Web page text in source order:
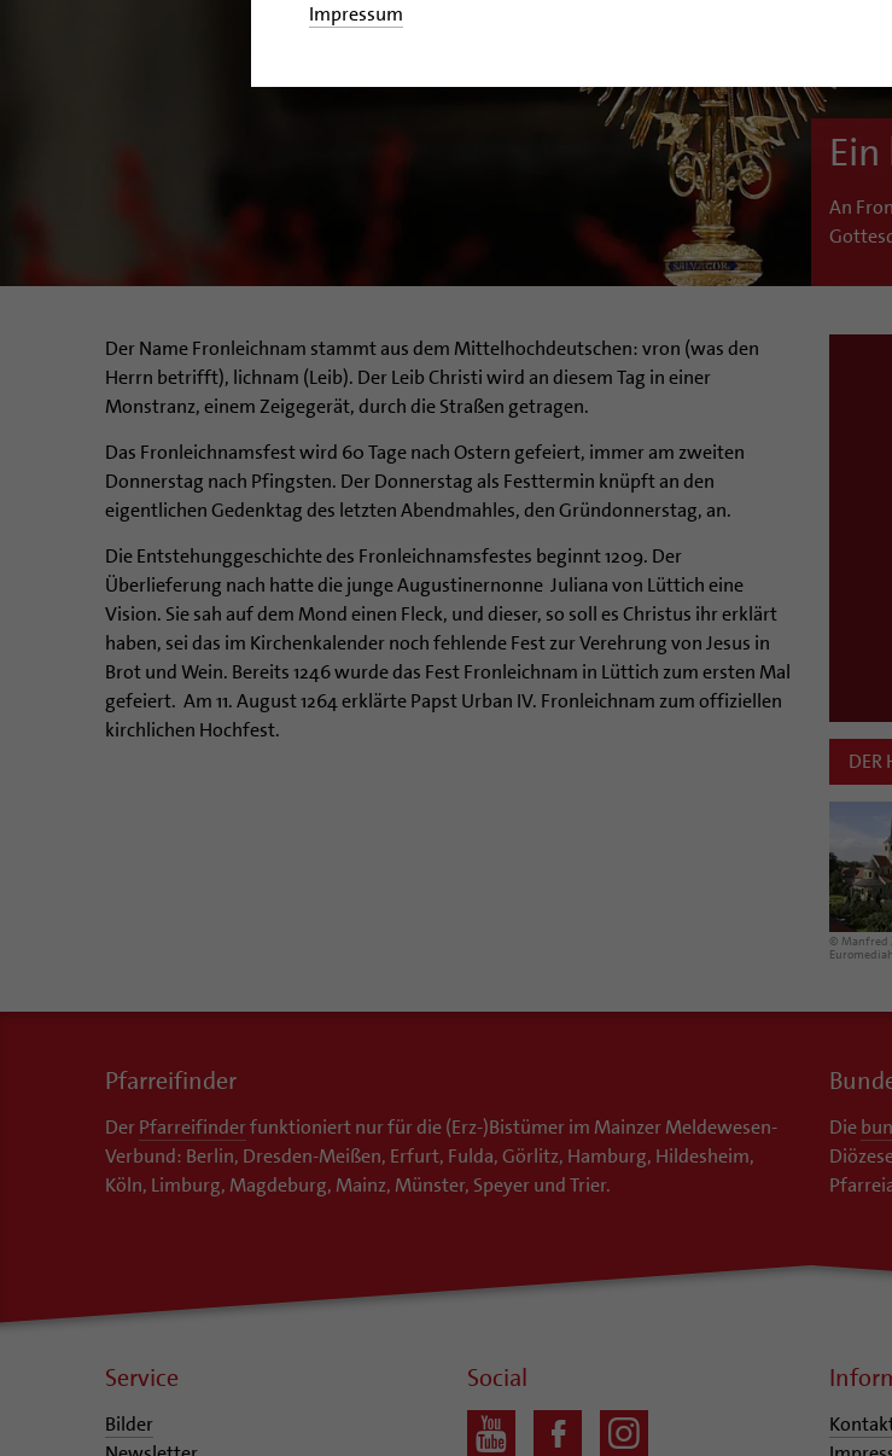
Impressum
An
Der Name Fronleichnam stammt aus dem Mittelhochdeutschen: vron (was den
Herrn betrifft), lichnam (Leib). Der Leib Christi wird an diesem Tag in einer
Monstranz, einem Zeigegerät, durch die Straßen getragen.
Das Fronleichnamsfest wird 60 Tage nach Ostern gefeiert, immer am zweiten
Donnerstag nach Pfingsten. Der Donnerstag als Festtermin knüpft an den
eigentlichen Gedenktag des letzten Abendmahles, den Gründonnerstag, an.
Die Entstehunggeschichte des Fronleichnamsfestes beginnt 1209. Der
Überlieferung nach hatte die junge Augustinernonne Juliana von Lüttich eine
Vision. Sie sah auf dem Mond einen Fleck, und dieser, so soll es Christus ihr erklärt
haben, sei das im Kirchenkalender noch fehlende Fest zur Verehrung von Jesus in
Brot und Wein. Bereits 1246 wurde das Fest Fronleichnam in Lüttich zum ersten Mal
gefeiert. Am 11. August 1264 erklärte Papst Urban IV. Fronleichnam zum offiziellen
kirchlichen Hochfest.
DER
© Manfred
Pfarreifinder
DerPfarreifinderfunktioniert nur für die (Erz-)Bistümer im Mainzer Meldewesen-
Verbund: Berlin, Dresden-Meißen, Erfurt, Fulda, Görlitz, Hamburg, Hildesheim,
Köln, Limburg, Magdeburg, Mainz, Münster, Speyer und Trier.
Die
Service
Bilder
Social